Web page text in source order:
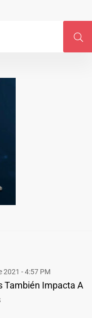
2021 - 4:57 PM
También Impacta A